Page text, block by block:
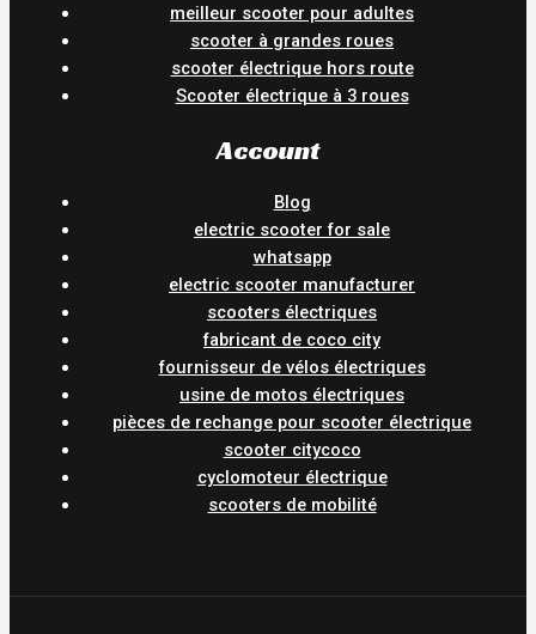
meilleur scooter pour adultes
scooter à grandes roues
scooter électrique hors route
Scooter électrique à 3 roues
Account
Blog
electric scooter for sale
whatsapp
electric scooter manufacturer
scooters électriques
fabricant de coco city
fournisseur de vélos électriques
usine de motos électriques
pièces de rechange pour scooter électrique
scooter citycoco
cyclomoteur électrique
scooters de mobilité